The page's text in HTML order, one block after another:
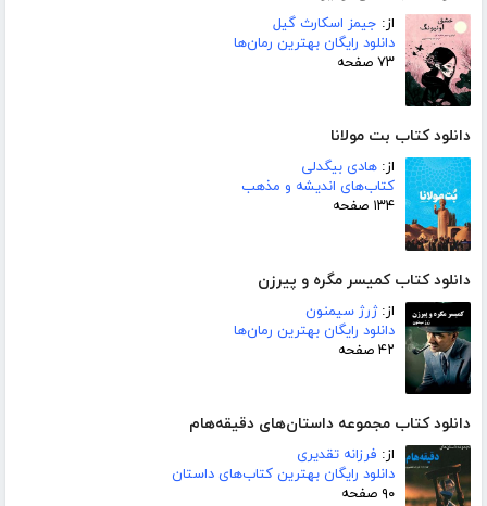
از: جیمز اسکارث گیل
دانلود رایگان بهترین رمان‌ها
۷۳ صفحه
دانلود کتاب بت مولانا
از: هادی بیگدلی
کتاب‌های اندیشه و مذهب
۱۳۴ صفحه
دانلود کتاب کمیسر مگره و پیرزن
از:ژرژ سیمنون
دانلود رایگان بهترین رمان‌ها
۴۲ صفحه
دانلود کتاب مجموعه داستان‌های دقیقه‌هام
از: فرزانه تقدیری
دانلود رایگان بهترین کتاب‌های داستان
۹۰ صفحه